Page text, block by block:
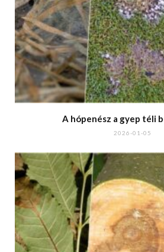
A hópenész a gyep téli
2026-01-05